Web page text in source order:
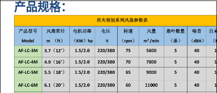
产品规格：